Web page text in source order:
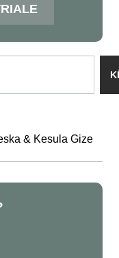
& Kesula Gize